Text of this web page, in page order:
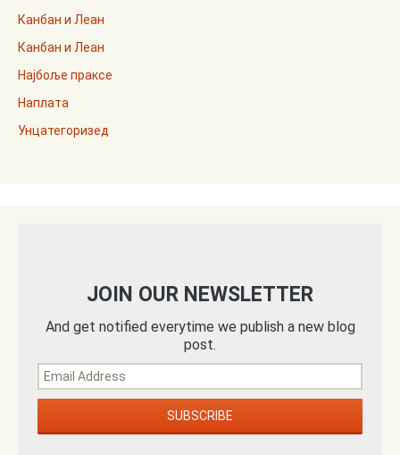
Канбан и Леан
Канбан и Леан
Најбоље праксе
Наплата
Унцатегоризед
JOIN OUR NEWSLETTER
And get notified everytime we publish a new blog
post.